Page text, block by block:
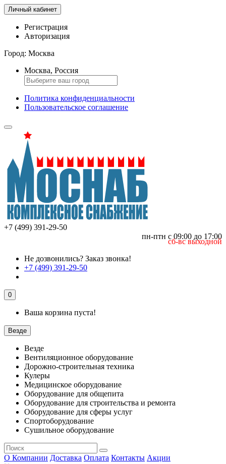
Личный кабинет
Регистрация
Авторизация
Город: Москва
Москва, Россия
Политика конфиденциальности
Пользовательское соглашение
+7 (499) 391-29-50
пн-птн с 09:00 до 17:00
сб-вс выходной
Не дозвонились? Заказ звонка!
+7 (499) 391-29-50
0
Ваша корзина пуста!
Везде
Везде
Вентиляционное оборудование
Дорожно-строительная техника
Кулеры
Медицинское оборудование
Оборудование для общепита
Оборудование для строительства и ремонта
Оборудование для сферы услуг
Спортоборудование
Сушильное оборудование
О Компании Доставка Оплата Контакты Акции